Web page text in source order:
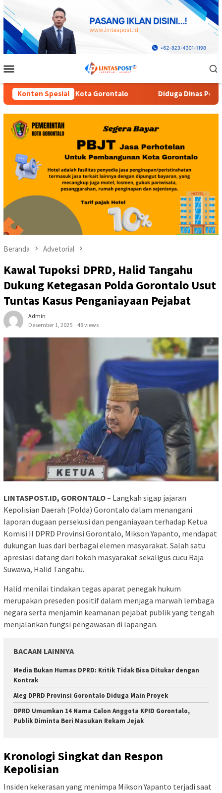
Loncat
ke
konten
Mobile
Konten Spesial
Diduga Dinas Pendidikan Provinsi Gorontalo Markup
Beranda Advetorial
Kawal Tupoksi DPRD, Halid Tangahu
Dukung Ketegasan Polda Gorontalo Usut
Tuntas Kasus Penganiayaan Pejabat
Admin
Desember 1, 2025
48 views
LINTASPOST.ID, GORONTALO – Langkah sigap jajaran
Kepolisian Daerah (Polda) Gorontalo dalam menangani
laporan dugaan persekusi dan penganiayaan terhadap Ketua
Komisi II DPRD Provinsi Gorontalo, Mikson Yapanto, mendapat
dukungan luas dari berbagai elemen masyarakat. Salah satu
apresiasi datang dari tokoh masyarakat sekaligus cucu Raja
Suwawa, Halid Tangahu.
Halid menilai tindakan tegas aparat penegak hukum
merupakan preseden positif dalam menjaga marwah lembaga
negara serta menjamin keamanan pejabat publik yang tengah
menjalankan fungsi pengawasan di lapangan.
BACAAN LAINNYA
Media Bukan Humas DPRD: Kritik Tidak Bisa Ditukar dengan
Kontrak
Aleg DPRD Provinsi Gorontalo Diduga Main Proyek
DPRD Umumkan 14 Nama Calon Anggota KPID Gorontalo,
Publik Diminta Beri Masukan Rekam Jejak
Kronologi Singkat dan Respon
Kepolisian
Insiden kekerasan yang menimpa Mikson Yapanto terjadi saat